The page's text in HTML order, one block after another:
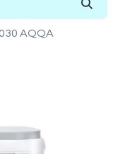
AQQA